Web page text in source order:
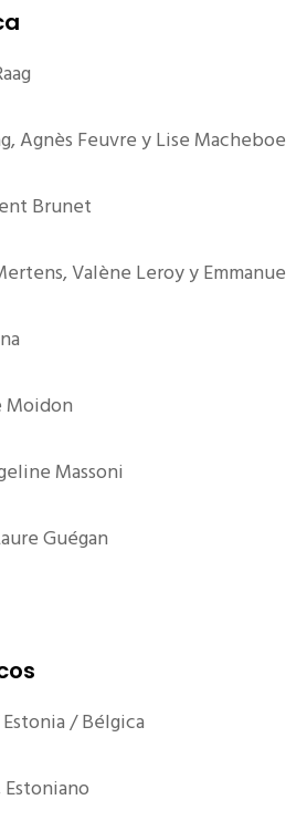
Agnès Feuvre y Lise
Brunet
Valène Leroy y
Moidon
Massoni
Guégan
/ Bélgica